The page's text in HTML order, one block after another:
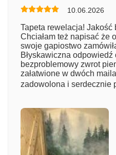
Numer zamówienia
Imię
10.06.2026
Tapeta rewelacja! Jakość
Chciałam też napisać że
swoje gapiostwo
Błyskawiczna
bezproblemowy zwrot
załatwione w dwóch
zadowolona i serdecznie